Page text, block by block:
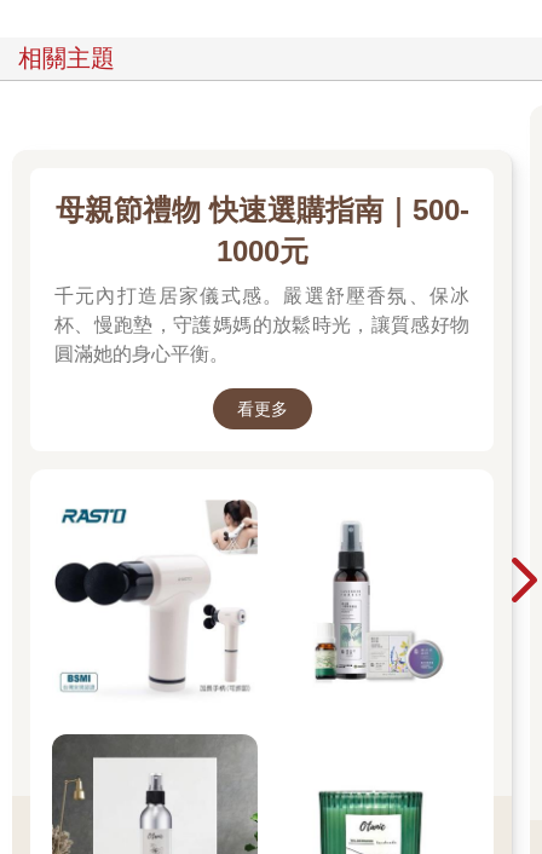
相關主題
母親節禮物 快速選購指南｜500-
1000元
千元內打造居家儀式感。嚴選舒壓香氛、保冰
杯、慢跑墊，守護媽媽的放鬆時光，讓質感好物
圓滿她的身心平衡。
看更多